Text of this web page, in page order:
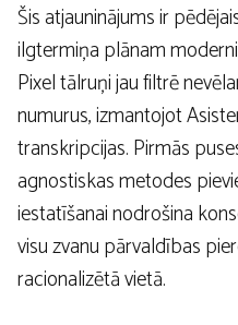
Šis atjauninājums ir
ilgtermiņa plānam
Pixel tālruņi jau filtrē
numurus, izmantojot
transkripcijas. Pirmās
agnostiskas metodes
iestatīšanai nodrošina
visu zvanu pārvaldības
racionalizētā vietā.